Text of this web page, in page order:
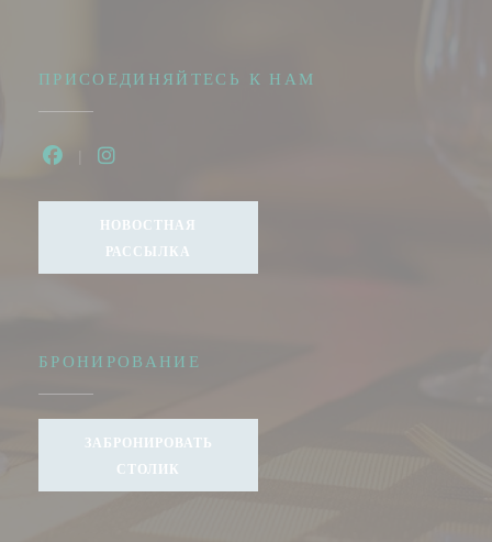
ПРИСОЕДИНЯЙТЕСЬ К НАМ
Facebook ((открывается в новом окне))
НОВОСТНАЯ
РАССЫЛКА
БРОНИРОВАНИЕ
ЗАБРОНИРОВАТЬ
СТОЛИК